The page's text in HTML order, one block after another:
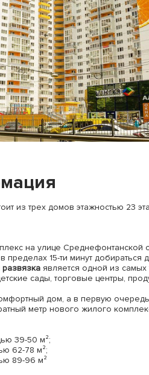
из трех домов этажностью 23
на улице Среднефонтанской
пределах 15-ти минут
развязка является одной из
сады, торговые центры,
дом, а в первую
метр нового жилого
39-50 м²;
62-78 м²;
89-96 м²